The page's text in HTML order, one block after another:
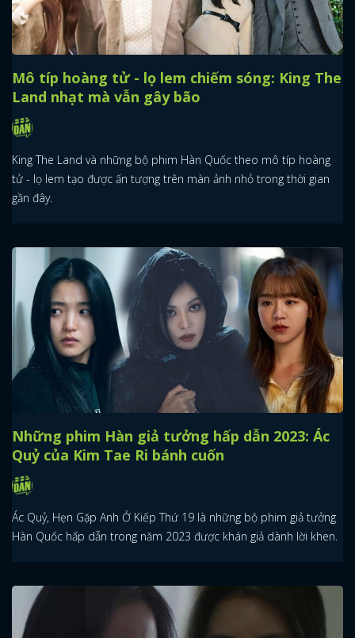
Mô típ hoàng tử - lọ lem chiếm sóng: King The
Land nhạt mà vẫn gây bão
King The Land và những bộ phim Hàn Quốc theo mô típ hoàng
tử - lọ lem tạo được ấn tượng trên màn ảnh nhỏ trong thời gian
gần đây.
Những phim Hàn giả tưởng hấp dẫn 2023: Ác
Quỷ của Kim Tae Ri bánh cuốn
Ác Quỷ, Hẹn Gặp Anh Ở Kiếp Thứ 19 là những bộ phim giả tưởng
Hàn Quốc hấp dẫn trong năm 2023 được khán giả dành lời khen.